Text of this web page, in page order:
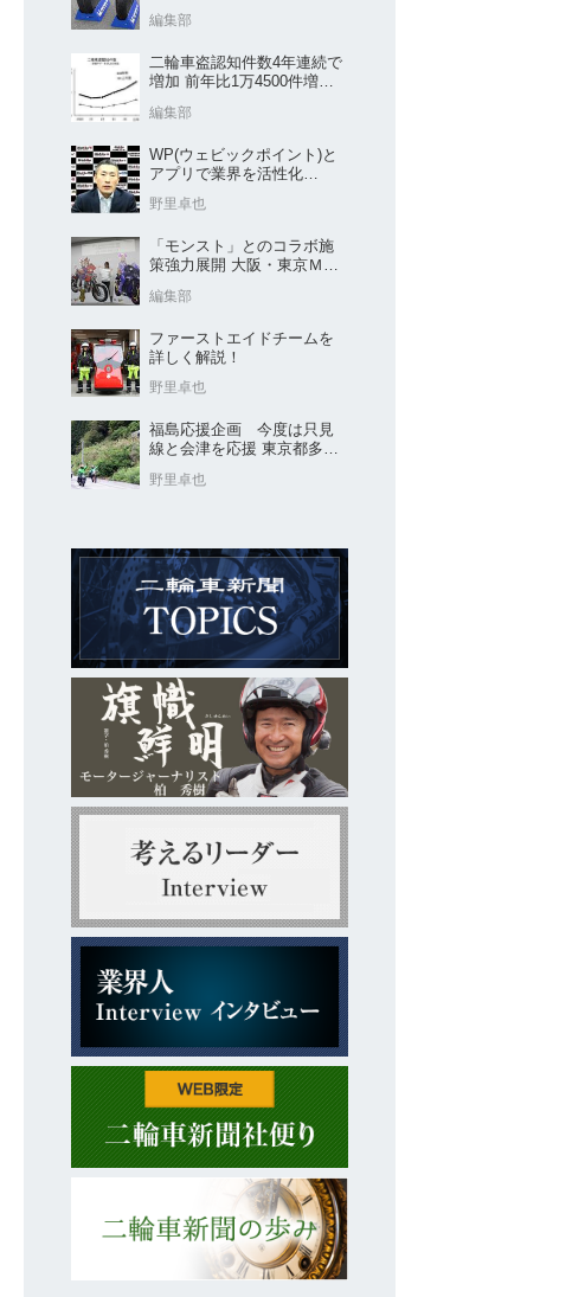
売
編集部
二輪車盗認知件数4年連続で
増加 前年比1万4500件増／
編集部
WP(ウェビックポイント)と
アプリで業界を活性化
野里卓也
「モンスト」とのコラボ施
策強力展開 大阪・東京ＭＣ
編集部
ファーストエイドチームを
詳しく解説！
野里卓也
福島応援企画 今度は只見
線と会津を応援 東京都多摩
野里卓也